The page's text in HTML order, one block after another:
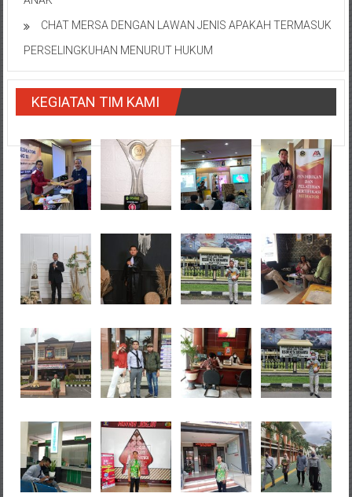
CHAT MERSA DENGAN LAWAN JENIS APAKAH TERMASUK
PERSELINGKUHAN MENURUT HUKUM
KEGIATAN TIM KAMI